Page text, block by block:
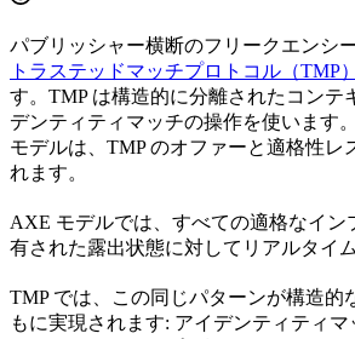
パブリッシャー横断のフリークエンシ
トラステッドマッチプロトコル（TMP）
す。TMP は構造的に分離されたコンテ
デンティティマッチの操作を使います
モデルは、TMP のオファーと適格性レ
れます。
AXE モデルでは、すべての適格なイン
有された露出状態に対してリアルタイ
TMP では、この同じパターンが構造的
もに実現されます: アイデンティティ